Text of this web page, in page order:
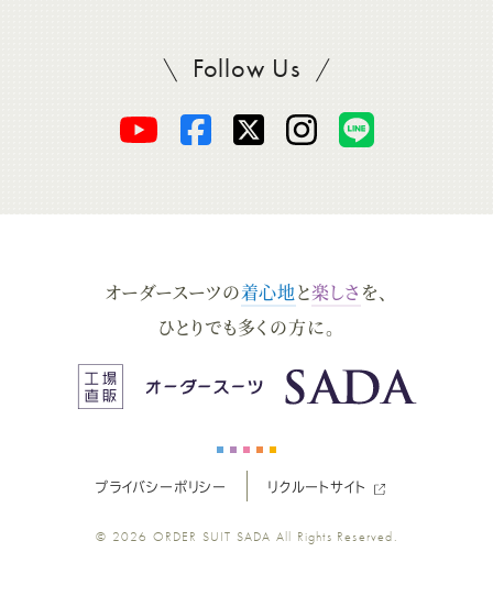
Follow UsSADAをフォロー
オ
ー
ス
ツ
オ
ー
ス
ー
オ
ー
ス
ー
ツ
オ
ー
ス
ツ
ス
ツ
オーダースーツの着心地と楽しさ を、
ひとりでも多くの方に。
プライバシーポリシー リクルートサイト
© 2026 ORDER SUIT SADA All Rights Reserved.